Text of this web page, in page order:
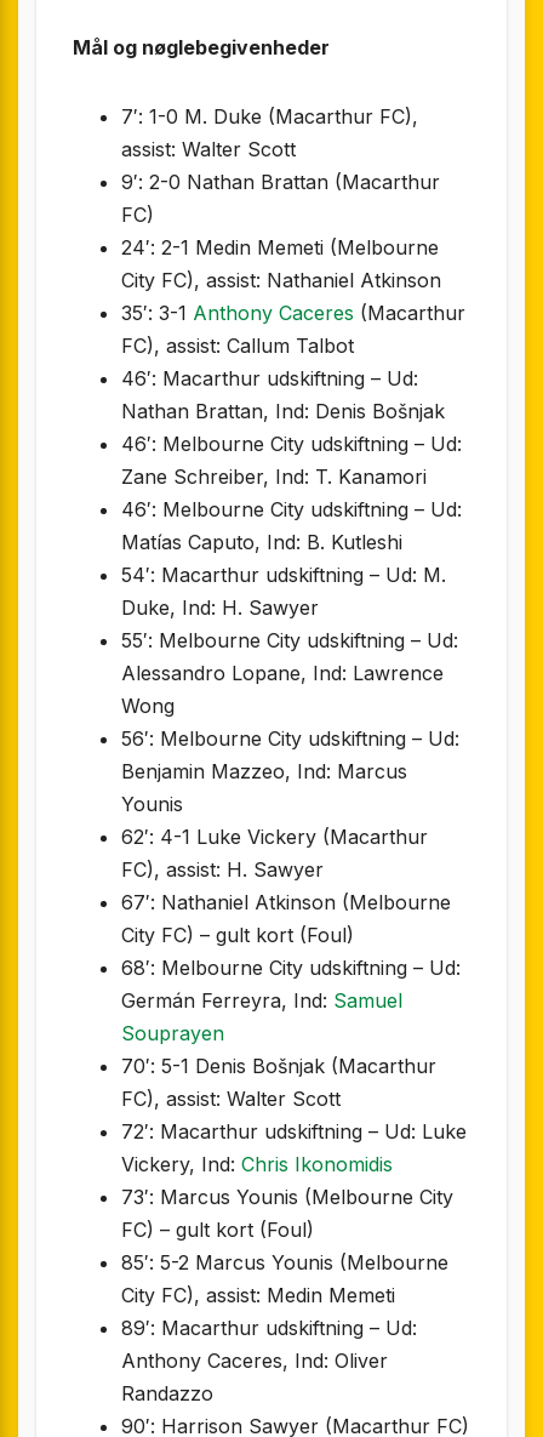
Mål og nøglebegivenheder
7′: 1-0 M. Duke (Macarthur FC),
assist: Walter Scott
9′: 2-0 Nathan Brattan (Macarthur
FC)
24′: 2-1 Medin Memeti (Melbourne
City FC), assist: Nathaniel Atkinson
35′: 3-1 Anthony Caceres (Macarthur
FC), assist: Callum Talbot
46′: Macarthur udskiftning – Ud:
Nathan Brattan, Ind: Denis Bošnjak
46′: Melbourne City udskiftning – Ud:
Zane Schreiber, Ind: T. Kanamori
46′: Melbourne City udskiftning – Ud:
Matías Caputo, Ind: B. Kutleshi
54′: Macarthur udskiftning – Ud: M.
Duke, Ind: H. Sawyer
55′: Melbourne City udskiftning – Ud:
Alessandro Lopane, Ind: Lawrence
Wong
56′: Melbourne City udskiftning – Ud:
Benjamin Mazzeo, Ind: Marcus
Younis
62′: 4-1 Luke Vickery (Macarthur
FC), assist: H. Sawyer
67′: Nathaniel Atkinson (Melbourne
City FC) – gult kort (Foul)
68′: Melbourne City udskiftning – Ud:
Germán Ferreyra, Ind: Samuel
Souprayen
70′: 5-1 Denis Bošnjak (Macarthur
FC), assist: Walter Scott
72′: Macarthur udskiftning – Ud: Luke
Vickery, Ind: Chris Ikonomidis
73′: Marcus Younis (Melbourne City
FC) – gult kort (Foul)
85′: 5-2 Marcus Younis (Melbourne
City FC), assist: Medin Memeti
89′: Macarthur udskiftning – Ud:
Anthony Caceres, Ind: Oliver
Randazzo
90′: Harrison Sawyer (Macarthur FC)